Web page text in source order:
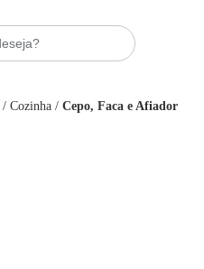
/ Cozinha / Cepo, Faca e Afiador